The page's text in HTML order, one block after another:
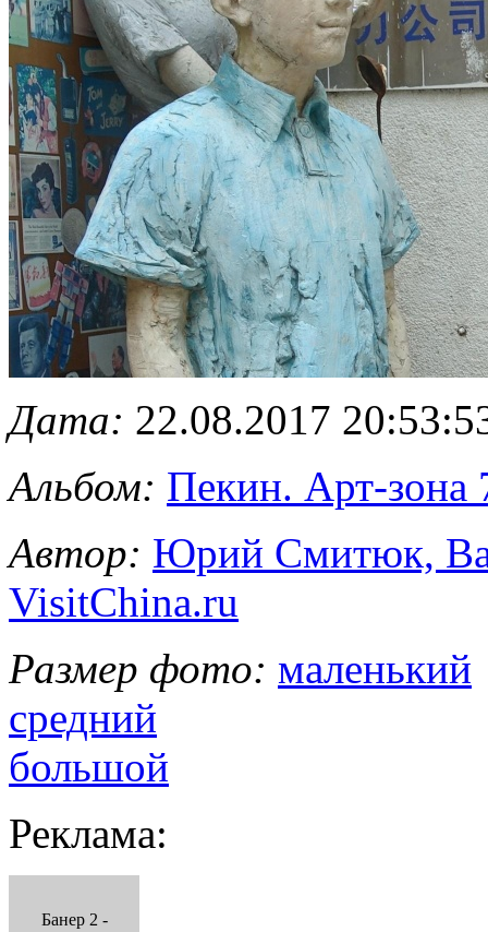
Дата: 22.08.2017
Альбом: Пекин. Арт-зона
Автор: Юрий Смитюк,
VisitChina.ru
Размер фото: маленький
средний
большой
Реклама:
Банер 2 -